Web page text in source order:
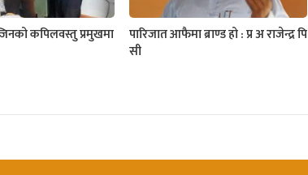
कपिलवस्तु प्रमुखमा
पारिजात आफैमा ब्राण्ड हो : प्र अ राजेन्द्र पि
सी